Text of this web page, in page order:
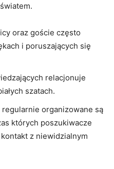
oraz ⁢goście często
i poruszających się
relacjonuje
‍szatach.
regularnie organizowane są
których⁤ poszukiwacze
z niewidzialnym